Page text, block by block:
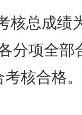
核总成绩
分项全部
考核合格